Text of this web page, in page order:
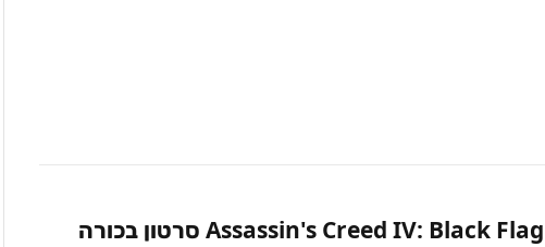
Assassin's Creed IV: Black Flag סרטון בכורה